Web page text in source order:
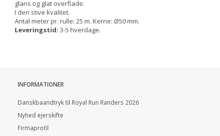
glans og glat overflade.
I den stive kvalitet.
Antal meter pr. rulle: 25 m. Kerne: Ø50 mm.
Leveringstid: 3-5 hverdage.
INFORMATIONER
Danskbaandtryk til Royal Run Randers 2026
Nyhed ejerskifte
Firmaprofil